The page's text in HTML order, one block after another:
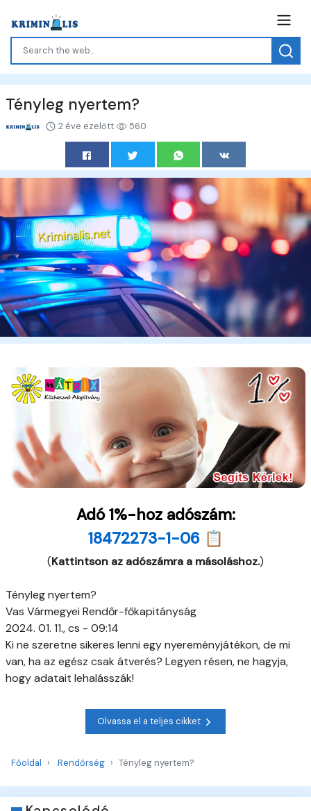
Tényleg nyertem?
2 éve ezelőtt 560
Adó 1%-hoz adószám:
18472273-1-06 📋
(Kattintson az adószámra a másoláshoz.)
Tényleg nyertem?
Vas Vármegyei Rendőr-főkapitányság
2024. 01. 11., cs - 09:14
Ki ne szeretne sikeres lenni egy nyereményjátékon, de mi
van, ha az egész csak átverés? Legyen résen, ne hagyja,
hogy adatait lehalásszák!
Olvassa el a teljes cikket
Főoldal Rendőrség Tényleg nyertem?